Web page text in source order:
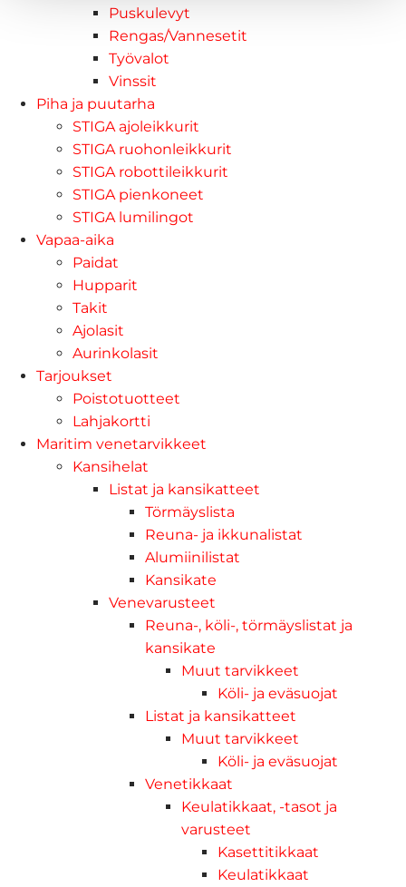
Puskulevyt
Rengas/Vannesetit
Työvalot
Vinssit
Piha ja puutarha
STIGA ajoleikkurit
STIGA ruohonleikkurit
STIGA robottileikkurit
STIGA pienkoneet
STIGA lumilingot
Vapaa-aika
Paidat
Hupparit
Takit
Ajolasit
Aurinkolasit
Tarjoukset
Poistotuotteet
Lahjakortti
Maritim venetarvikkeet
Kansihelat
Listat ja kansikatteet
Törmäyslista
Reuna- ja ikkunalistat
Alumiinilistat
Kansikate
Venevarusteet
Reuna-, köli-, törmäyslistat ja
kansikate
Muut tarvikkeet
Köli- ja eväsuojat
Listat ja kansikatteet
Muut tarvikkeet
Köli- ja eväsuojat
Venetikkaat
Keulatikkaat, -tasot ja
varusteet
Kasettitikkaat
Keulatikkaat